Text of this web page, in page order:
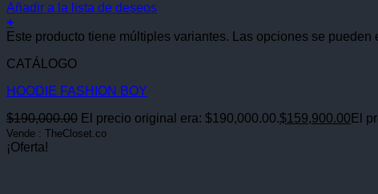
Añadir a la lista de deseos
+
Este producto tiene múltiples variantes. Las opciones se
CATÁLOGO
HOODIE FASHION BOY
$190,000.00 El precio original era: $190,000.00.$159,900.00 El
Vende : TheCloset.co
¡Oferta!